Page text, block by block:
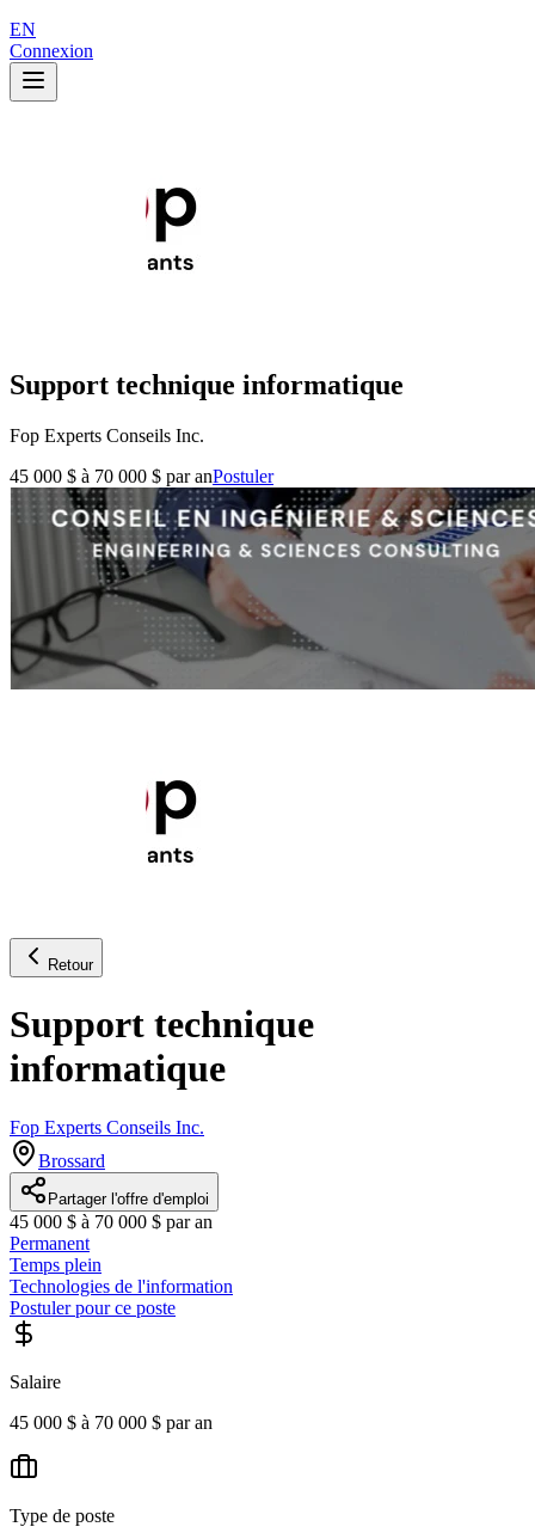
EN
Connexion
Support technique informatique
Fop Experts Conseils Inc.
45 000 $ à 70 000 $ par anPostuler
Retour
Support technique
informatique
Fop Experts Conseils Inc.
Brossard
Partager l'offre d'emploi
45 000 $ à 70 000 $ par an
Permanent
Temps plein
Technologies de l'information
Postuler pour ce poste
Salaire
45 000 $ à 70 000 $ par an
Type de poste